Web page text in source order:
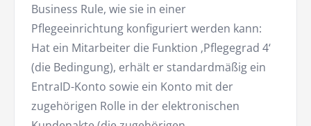
Business Rule, wie sie in einer
Pflegeeinrichtung konfiguriert werden kann:
Hat ein Mitarbeiter die Funktion ‚Pflegegrad 4‘
(die Bedingung), erhält er standardmäßig ein
EntraID-Konto sowie ein Konto mit der
zugehörigen Rolle in der elektronischen